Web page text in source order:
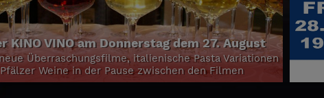
KINO VINO am Donnerstag dem 27. August
Überraschungsfilme, italienische Pasta Variationen
Weine in der Pause zwischen den Filmen